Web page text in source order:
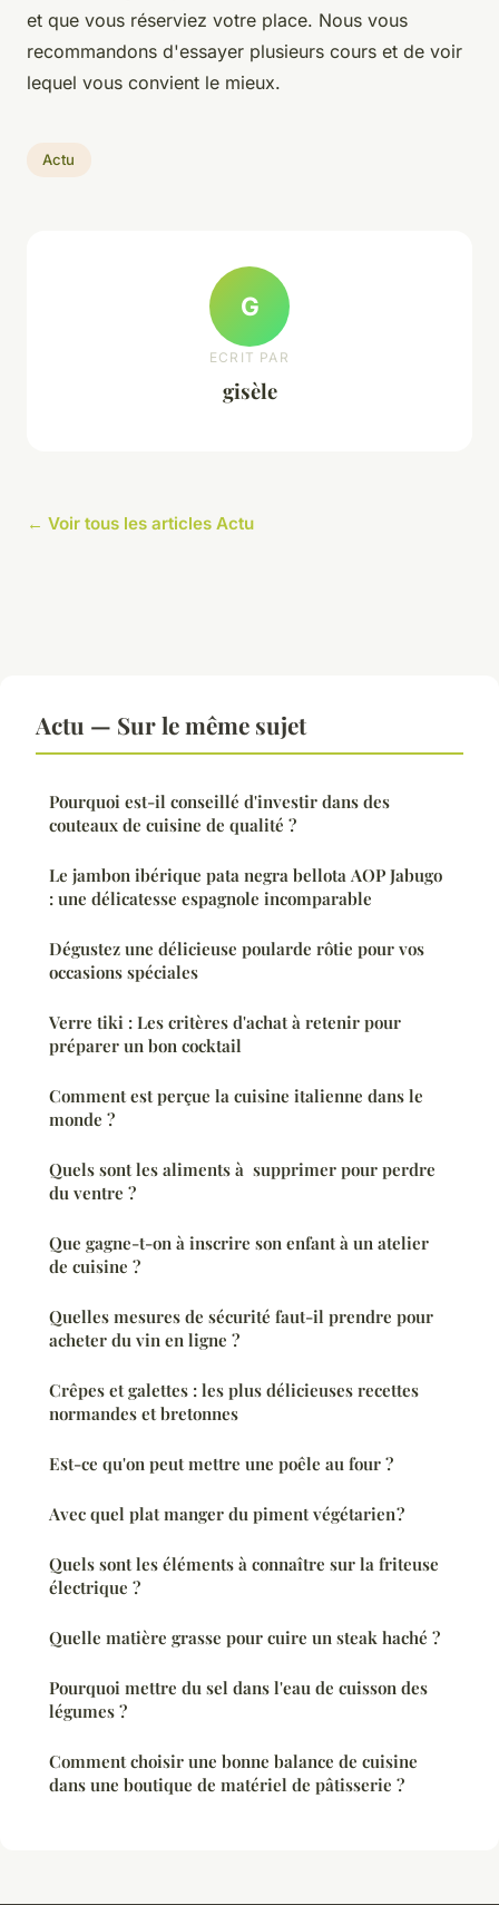
et que vous réserviez votre place. Nous vous
recommandons d'essayer plusieurs cours et de voir
lequel vous convient le mieux.
Actu
G
ECRIT PAR
gisèle
← Voir tous les articles Actu
Actu — Sur le même sujet
Pourquoi est-il conseillé d'investir dans des
couteaux de cuisine de qualité ?
Le jambon ibérique pata negra bellota AOP Jabugo
: une délicatesse espagnole incomparable
Dégustez une délicieuse poularde rôtie pour vos
occasions spéciales
Verre tiki : Les critères d'achat à retenir pour
préparer un bon cocktail
Comment est perçue la cuisine italienne dans le
monde ?
Quels sont les aliments à supprimer pour perdre
du ventre ?
Que gagne-t-on à inscrire son enfant à un atelier
de cuisine ?
Quelles mesures de sécurité faut-il prendre pour
acheter du vin en ligne ?
Crêpes et galettes : les plus délicieuses recettes
normandes et bretonnes
Est-ce qu'on peut mettre une poêle au four ?
Avec quel plat manger du piment végétarien ?
Quels sont les éléments à connaître sur la friteuse
électrique ?
Quelle matière grasse pour cuire un steak haché ?
Pourquoi mettre du sel dans l'eau de cuisson des
légumes ?
Comment choisir une bonne balance de cuisine
dans une boutique de matériel de pâtisserie ?